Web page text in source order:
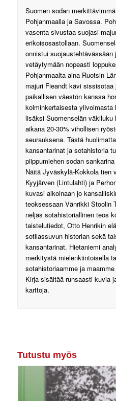
Suomen sodan
Pohjanmaalla ja Savossa.
vasenta sivustaa suojasi
erikoisosastollaan.
onnistui suojaustehtävässään
vetäytymään nopeasti
Pohjanmaalta aina Ruotsin
majuri Fieandt kävi
paikallisen väestön kanssa
kolminkertaisesta ylivoimasta
lisäksi Suomenselän
aikana 20-30% vihollisen
seurauksena. Tästä
kansantarinat ja sotahistoria
piippumiehen sodan
Näitä Jyväskylä-Kokkola tien
Kyyjärven (Lintulahti) ja
kuvasi aikoinaan jo
teoksessaan Vänrikki Stoolin
neljäs sotahistoriallinen teos
taistelutiedot, Otto Henrikin
sotilassuvun historian sekä
kansantarinat. Hietaniemi
merkitystä mielenkiintoisella
sotahistoriaamme ja
Kirja sisältää runsaasti kuvia
karttoja.
Tutustu myös